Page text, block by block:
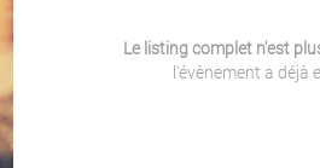
Le listing complet n'est
l'évènement a déjà